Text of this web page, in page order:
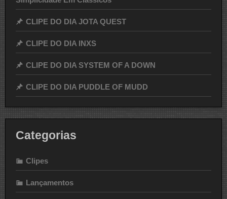
CLIPE DO DIA JOTA QUEST
CLIPE DO DIA INXS
CLIPE DO DIA SYSTEM OF A DOWN
CLIPE DO DIA PUDDLE OF MUDD
Categorias
Clipes
Lançamentos